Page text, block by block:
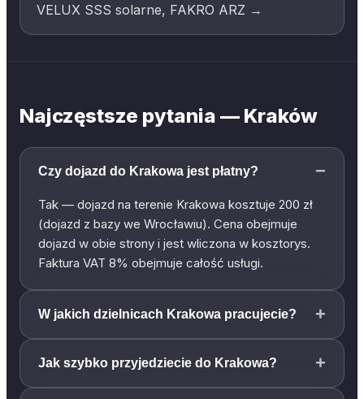
VELUX SSS solarne, FAKRO ARZ →
Najczęstsze pytania — Kraków
Czy dojazd do Krakowa jest płatny? −
Tak — dojazd na terenie Krakowa kosztuje 200 zł
(dojazd z bazy we Wrocławiu). Cena obejmuje
dojazd w obie strony i jest wliczona w kosztorys.
Faktura VAT 8% obejmuje całość usługi.
W jakich dzielnicach Krakowa pracujecie? +
Jak szybko przyjedziecie do Krakowa? +